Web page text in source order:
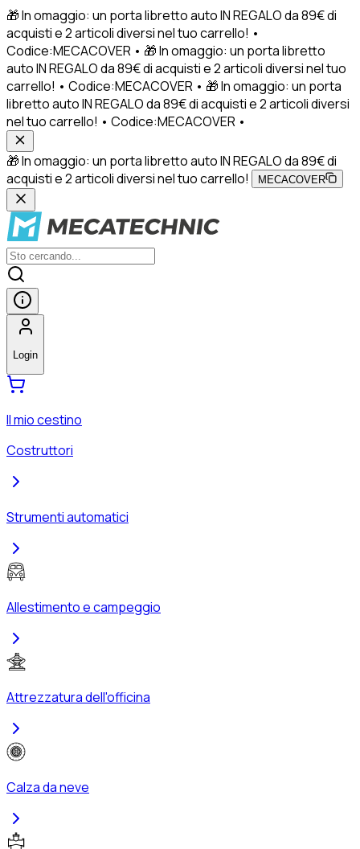
🎁 In omaggio: un porta libretto auto IN REGALO da 89€ di
acquisti e 2 articoli diversi nel tuo carrello! •
Codice:MECACOVER • 🎁 In omaggio: un porta libretto
auto IN REGALO da 89€ di acquisti e 2 articoli diversi nel tuo
carrello! • Codice:MECACOVER • 🎁 In omaggio: un porta
libretto auto IN REGALO da 89€ di acquisti e 2 articoli diversi
nel tuo carrello! • Codice:MECACOVER •
🎁 In omaggio: un porta libretto auto IN REGALO da 89€ di
acquisti e 2 articoli diversi nel tuo carrello!
MECACOVER
Login
Il mio cestino
Costruttori
Strumenti automatici
Allestimento e campeggio
Attrezzatura dell'officina
Calza da neve